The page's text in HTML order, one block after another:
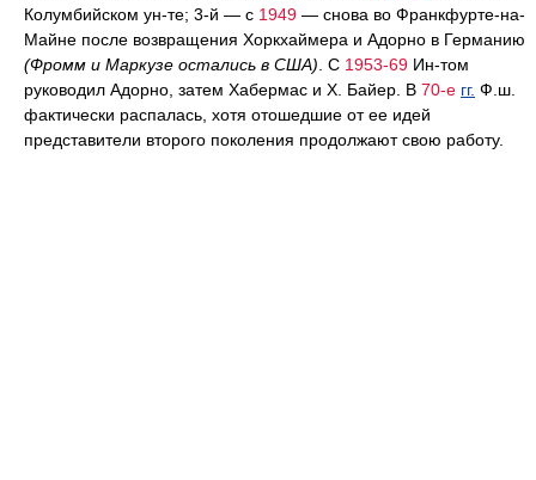
Колумбийском ун-те; 3-й — с 1949 — снова во Франкфурте-на-
Майне после возвращения Хоркхаймера и Адорно в Германию
(Фромм и Маркузе остались в США) . С 1953-69 Ин-том
руководил Адорно, затем Хабермас и X. Байер. В 70-е гг. Ф.ш.
фактически распалась, хотя отошедшие от ее идей
представители второго поколения продолжают свою работу.